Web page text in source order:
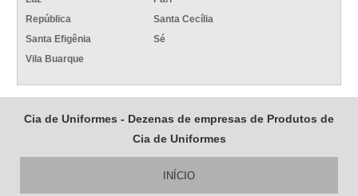
República
Santa Cecília
Santa Efigênia
Sé
Vila Buarque
Cia de Uniformes - Dezenas de empresas de Produtos de
Cia de Uniformes
INÍCIO